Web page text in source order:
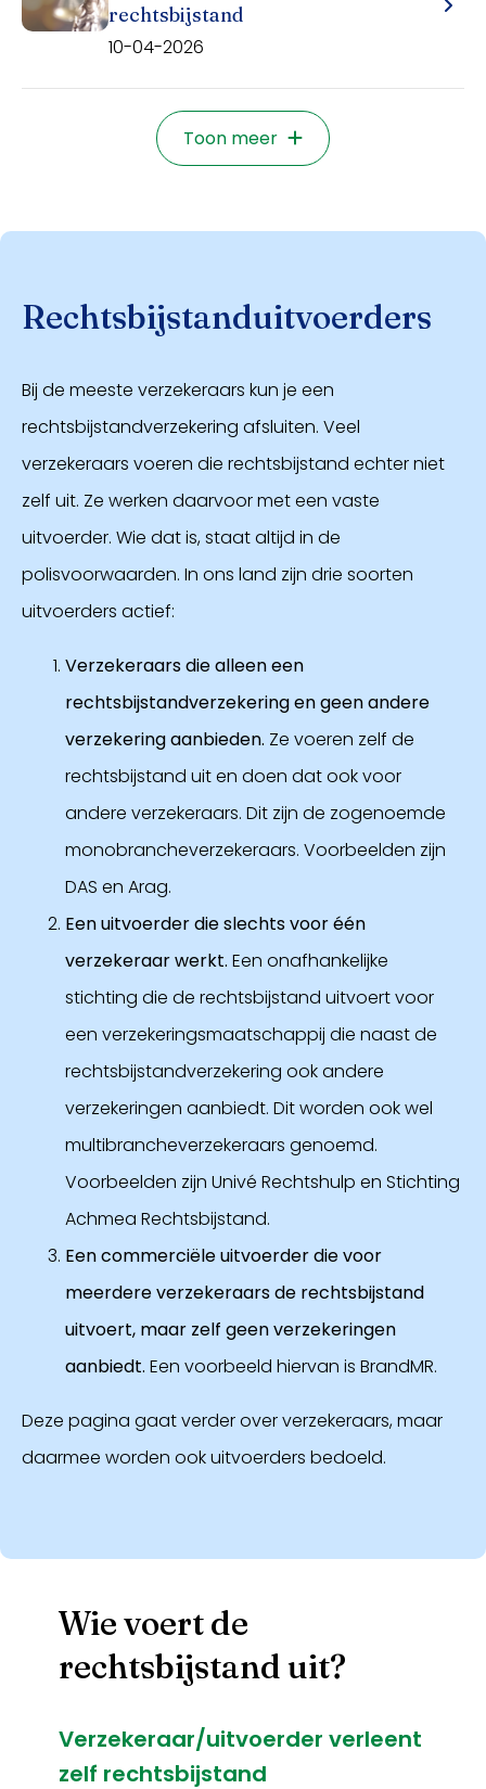
rechtsbijstand
10-04-2026
Toon meer
Rechtsbijstanduitvoerders
Bij de meeste verzekeraars kun je een
rechtsbijstandverzekering afsluiten. Veel
verzekeraars voeren die rechtsbijstand echter niet
zelf uit. Ze werken daarvoor met een vaste
uitvoerder. Wie dat is, staat altijd in de
polisvoorwaarden. In ons land zijn drie soorten
uitvoerders actief:
Verzekeraars die alleen een
rechtsbijstandverzekering en geen andere
verzekering aanbieden. Ze voeren zelf de
rechtsbijstand uit en doen dat ook voor
andere verzekeraars. Dit zijn de zogenoemde
monobrancheverzekeraars. Voorbeelden zijn
DAS en Arag.
Een uitvoerder die slechts voor één
verzekeraar werkt. Een onafhankelijke
stichting die de rechtsbijstand uitvoert voor
een verzekeringsmaatschappij die naast de
rechtsbijstandverzekering ook andere
verzekeringen aanbiedt. Dit worden ook wel
multibrancheverzekeraars genoemd.
Voorbeelden zijn Univé Rechtshulp en Stichting
Achmea Rechtsbijstand.
Een commerciële uitvoerder die voor
meerdere verzekeraars de rechtsbijstand
uitvoert, maar zelf geen verzekeringen
aanbiedt. Een voorbeeld hiervan is BrandMR.
Deze pagina gaat verder over verzekeraars, maar
daarmee worden ook uitvoerders bedoeld.
Wie voert de
rechtsbijstand uit?
Verzekeraar/uitvoerder verleent
zelf rechtsbijstand